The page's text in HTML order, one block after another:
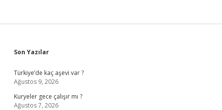
Sidebar
Son Yazılar
Türkiye’de kaç aşevi var ?
Ağustos 9, 2026
Kuryeler gece çalışır mı ?
Ağustos 7, 2026